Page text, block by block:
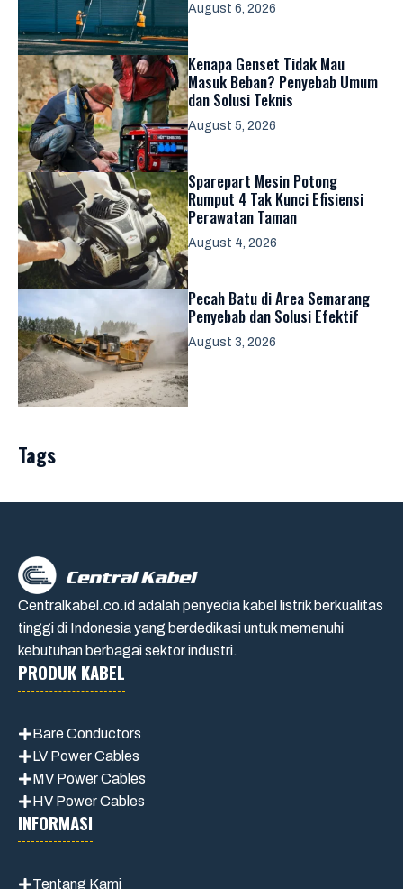
August 6, 2026
Kenapa Genset Tidak Mau
Masuk Beban? Penyebab Umum
dan Solusi Teknis
August 5, 2026
Sparepart Mesin Potong
Rumput 4 Tak Kunci Efisiensi
Perawatan Taman
August 4, 2026
Pecah Batu di Area Semarang
Penyebab dan Solusi Efektif
August 3, 2026
Tags
Centralkabel.co.id adalah penyedia kabel listrik berkualitas
tinggi di Indonesia yang berdedikasi untuk memenuhi
kebutuhan berbagai sektor industri.
PRODUK KABEL
Bare Conductors
LV Power Cables
MV Power Cables
HV Power Cables
INFORMASI
Tentang Kami